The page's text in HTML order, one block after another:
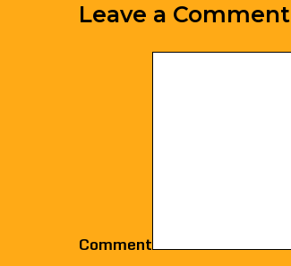
Leave a Comment
Comment